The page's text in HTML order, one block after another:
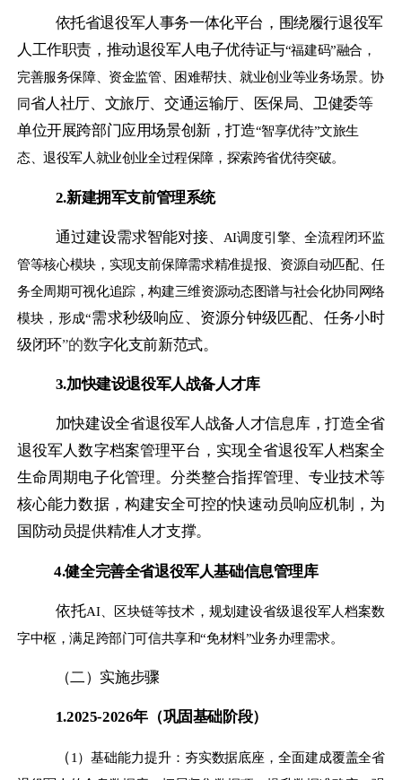
依托省退役军人事务一体化平台，围绕履行退役军
人工作职责，推动退役军人电子优待证与“福建码”融合，
完善服务保障、资金监管、困难帮扶、就业创业等业务场景。协
同省人社厅、文旅厅、交通运输厅、医保局、卫健委等
单位开展跨部门应用场景创新，打造“智享优待”文旅生
态、退役军人就业创业全过程保障，探索跨省优待突破。
2.新建拥军支前管理系统
通过建设需求智能对接、
AI调度引擎、全流程闭环监
管等核心模块，实现支前保障需求精准提报、资源自动匹配、任
务全周期可视化追踪，构建三维资源动态图谱与社会化协同网络
模块，形成“需求秒级响应、资源分钟级匹配、任务小时
级闭环”的数字化支前新范式。
3.加快建设退役军人战备人才库
加快建设全省退役军人战备人才信息库，打造全省
退役军人数字档案管理平台，实现全省退役军人档案全
生命周期电子化管理。分类整合指挥管理、专业技术等
核心能力数据，构建安全可控的快速动员响应机制，为
国防动员提供精准人才支撑。
4.健全完善全省退役军人基础信息管理库
依托AI、区块链等技术，规划建设省级退役军人档案数
字中枢，满足跨部门可信共享和“免材料”业务办理需求。
（二）实施步骤
1.2025-2026年 （巩固基础阶段）
（1）基础能力提升：夯实数据底座，全面建成覆盖全省